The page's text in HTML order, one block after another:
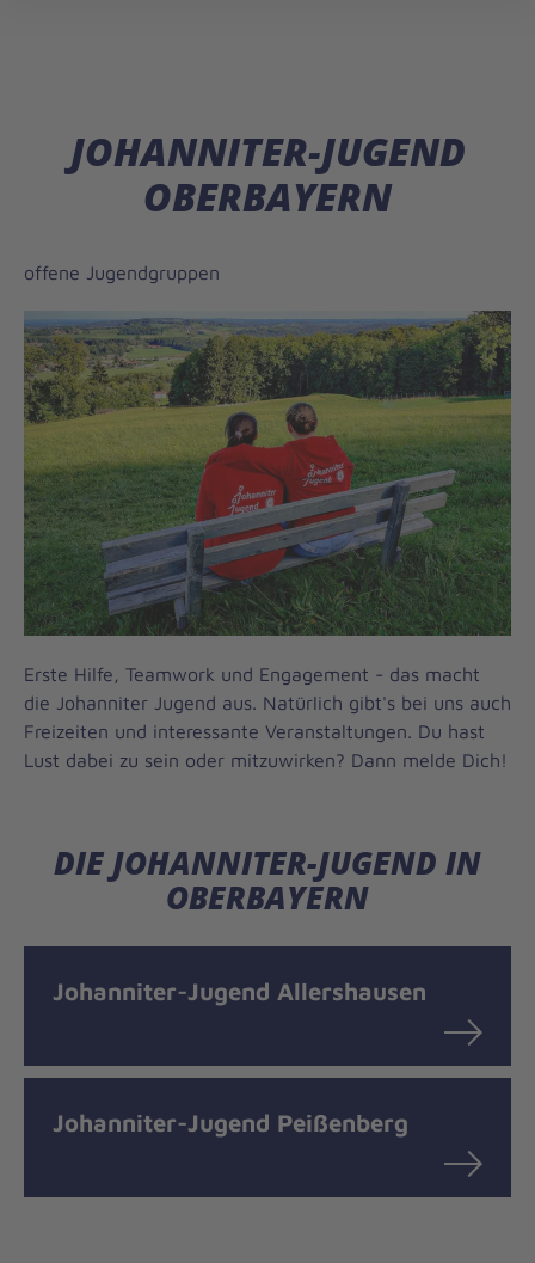
JOHANNITER-JUGEND
OBERBAYERN
offene Jugendgruppen
Erste Hilfe, Teamwork und Engagement - das macht
die Johanniter Jugend aus. Natürlich gibt's bei uns auch
Freizeiten und interessante Veranstaltungen. Du hast
Lust dabei zu sein oder mitzuwirken? Dann melde Dich!
DIE JOHANNITER-JUGEND IN
OBERBAYERN
Johanniter-Jugend Allershausen
Johanniter-Jugend Peißenberg